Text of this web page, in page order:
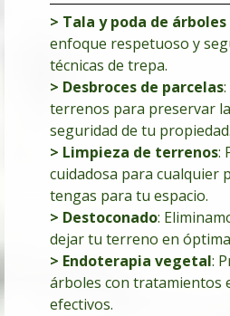
> Tala y poda de
enfoque respetuoso y
técnicas de trepa.
> Desbroces de parcelas:
terrenos para preservar
seguridad de tu propiedad.
> Limpieza de terrenos:
cuidadosa para cualquier
tengas para tu espacio.
> Destoconado:
dejar tu terreno en
> Endoterapia vegetal:
árboles con tratamientos
efectivos.